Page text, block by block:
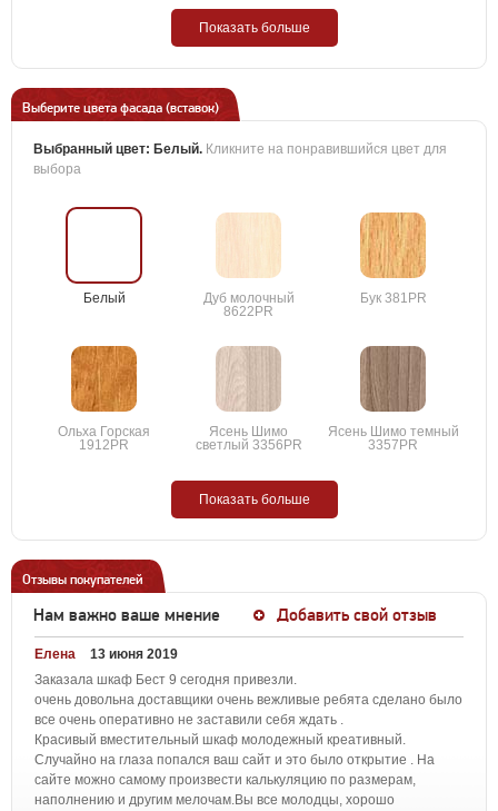
Показать больше
Выберите цвета фасада (вставок)
Выбранный цвет: Белый. Кликните на понравившийся цвет для
выбора
Белый
Дуб молочный
8622PR
Бук 381PR
Ольха Горская
1912PR
Ясень Шимо
светлый 3356PR
Ясень Шимо темный
3357PR
Показать больше
Отзывы покупателей
Нам важно ваше мнение Добавить свой отзыв
Елена
13 июня 2019
Заказала шкаф Бест 9 сегодня привезли.
очень довольна доставщики очень вежливые ребята сделано было
все очень оперативно не заставили себя ждать .
Красивый вместительный шкаф молодежный креативный.
Случайно на глаза попался ваш сайт и это было открытие . На
сайте можно самому произвести калькуляцию по размерам,
наполнению и другим мелочам.Вы все молодцы, хорошо